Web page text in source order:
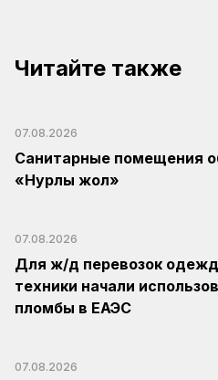
Читайте также
07.08.2026
Санитарные помещения
«Нурлы жол»
07.08.2026
Для ж/д перевозок
техники начали
пломбы в ЕАЭС
07.08.2026